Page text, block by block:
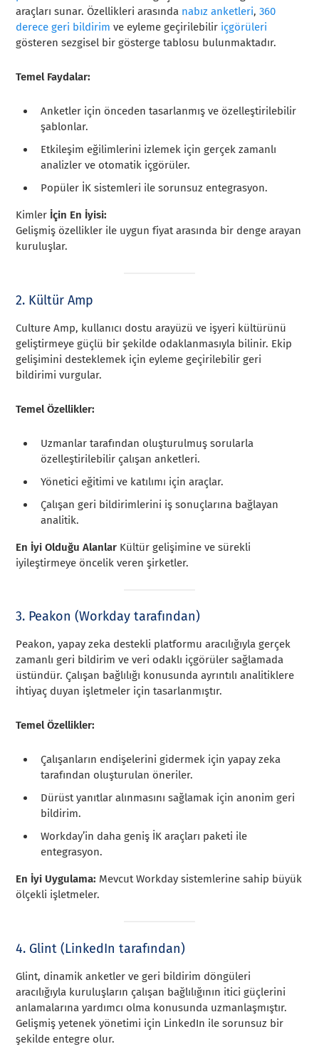
araçları sunar. Özellikleri arasında nabız anketleri,360
derece geri bildirim ve eyleme geçirilebilir içgörüleri
gösteren sezgisel bir gösterge tablosu bulunmaktadır.
Temel Faydalar:
Anketler için önceden tasarlanmış ve özelleştirilebilir
şablonlar.
Etkileşim eğilimlerini izlemek için gerçek zamanlı
analizler ve otomatik içgörüler.
Popüler İK sistemleri ile sorunsuz entegrasyon.
Kimler İçin En İyisi:
Gelişmiş özellikler ile uygun fiyat arasında bir denge arayan
kuruluşlar.
2. Kültür Amp
Culture Amp, kullanıcı dostu arayüzü ve işyeri kültürünü
geliştirmeye güçlü bir şekilde odaklanmasıyla bilinir. Ekip
gelişimini desteklemek için eyleme geçirilebilir geri
bildirimi vurgular.
Temel Özellikler:
Uzmanlar tarafından oluşturulmuş sorularla
özelleştirilebilir çalışan anketleri.
Yönetici eğitimi ve katılımı için araçlar.
Çalışan geri bildirimlerini iş sonuçlarına bağlayan
analitik.
En İyi Olduğu Alanlar Kültür gelişimine ve sürekli
iyileştirmeye öncelik veren şirketler.
3. Peakon (Workday tarafından)
Peakon, yapay zeka destekli platformu aracılığıyla gerçek
zamanlı geri bildirim ve veri odaklı içgörüler sağlamada
üstündür. Çalışan bağlılığı konusunda ayrıntılı analitiklere
ihtiyaç duyan işletmeler için tasarlanmıştır.
Temel Özellikler:
Çalışanların endişelerini gidermek için yapay zeka
tarafından oluşturulan öneriler.
Dürüst yanıtlar alınmasını sağlamak için anonim geri
bildirim.
Workday’in daha geniş İK araçları paketi ile
entegrasyon.
En İyi Uygulama: Mevcut Workday sistemlerine sahip büyük
ölçekli işletmeler.
4. Glint (LinkedIn tarafından)
Glint, dinamik anketler ve geri bildirim döngüleri
aracılığıyla kuruluşların çalışan bağlılığının itici güçlerini
anlamalarına yardımcı olma konusunda uzmanlaşmıştır.
Gelişmiş yetenek yönetimi için LinkedIn ile sorunsuz bir
şekilde entegre olur.